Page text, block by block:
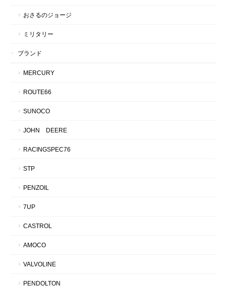
おさるのジョージ
ミリタリー
ブランド
MERCURY
ROUTE66
SUNOCO
JOHN DEERE
RACINGSPEC76
STP
PENZOIL
7UP
CASTROL
AMOCO
VALVOLINE
PENDOLTON